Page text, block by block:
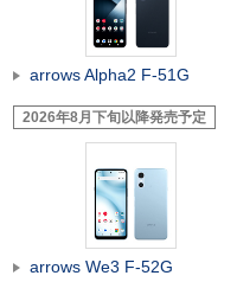
arrows Alpha2 F-51G
2026年8月下旬以降発売予定
arrows We3 F-52G